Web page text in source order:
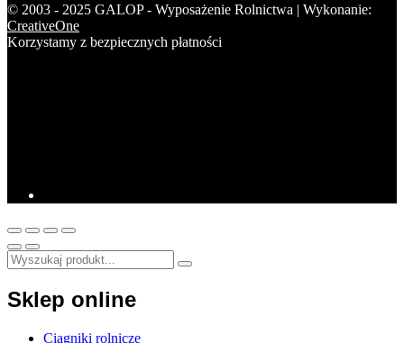
© 2003 - 2025 GALOP - Wyposażenie Rolnictwa | Wykonanie:
CreativeOne
Korzystamy z bezpiecznych płatności
Sklep online
Ciągniki rolnicze